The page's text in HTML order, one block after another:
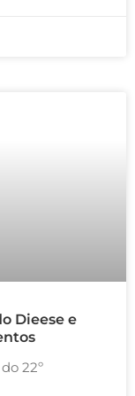
Dieese e
22º